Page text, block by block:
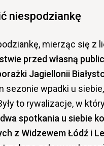
niespodziankę
mierząc się z
przed własną
Jagiellonii
sezonie wpadki u
to rywalizacje, w
spotkania u siebie
z Widzewem Łódź i